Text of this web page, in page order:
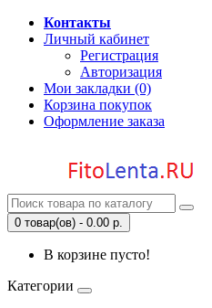
Контакты
Личный кабинет
Регистрация
Авторизация
Мои закладки (0)
Корзина покупок
Оформление заказа
0 товар(ов) - 0.00 р.
В корзине пусто!
Категории